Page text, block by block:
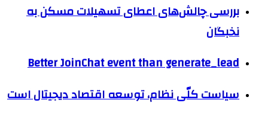
بررسی چالش‌های اعطای تسهیلات مسکن به
نخبگان
Better JoinChat event than generate_lead
سیاست کلّی نظام، توسعه اقتصاد دیجیتال است